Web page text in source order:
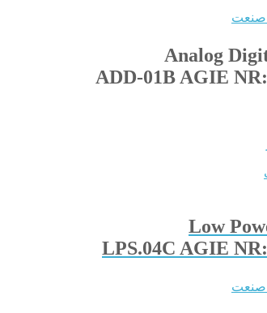
Analog
ADD-01B AGIE
Low
LPS.04C AGIE